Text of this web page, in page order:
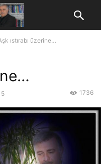
ıstırabı üzerine…
1736